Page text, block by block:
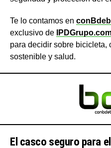
Te lo contamos en
exclusivo de
para decidir sobre bicicleta,
sostenible y salud.
El casco seguro para